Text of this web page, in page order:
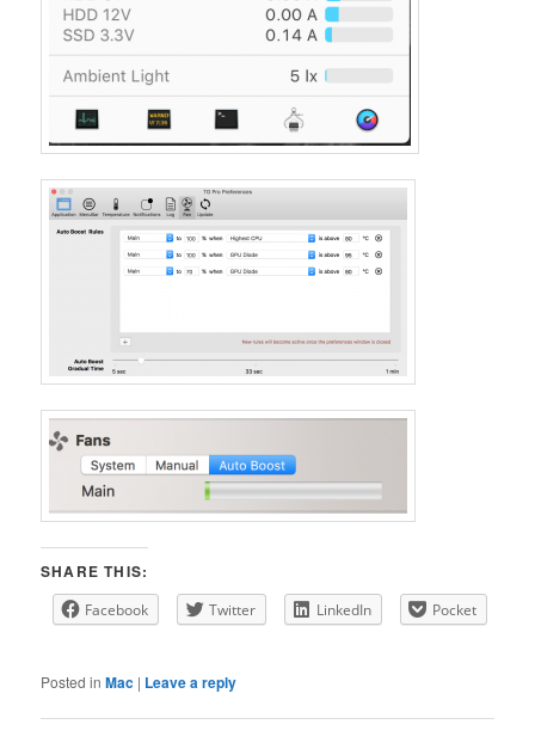
SHARE THIS:
Facebook Twitter LinkedIn Pocket
Posted in Mac | Leave a reply